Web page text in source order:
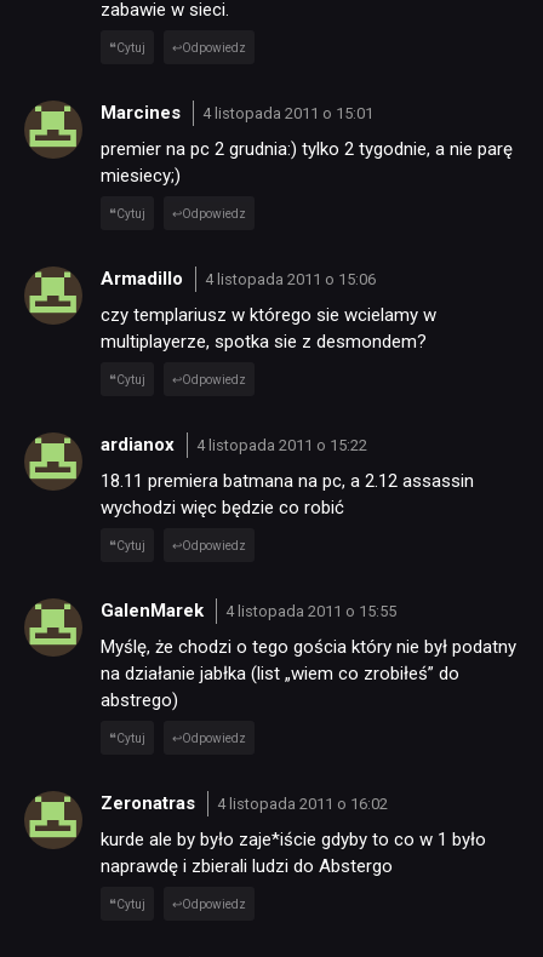
RETRO
TECHNOLOGIE
DYSKUSJE
JUŻ GRALIŚMY
zabawie w sieci.
Cytuj Odpowiedz
Marcines 4 listopada 2011 o 15:01
premier na pc 2 grudnia:) tylko 2 tygodnie, a nie parę
miesiecy;)
Cytuj Odpowiedz
Armadillo 4 listopada 2011 o 15:06
czy templariusz w którego sie wcielamy w
multiplayerze, spotka sie z desmondem?
Cytuj Odpowiedz
ardianox 4 listopada 2011 o 15:22
18.11 premiera batmana na pc, a 2.12 assassin
wychodzi więc będzie co robić
Cytuj Odpowiedz
GalenMarek 4 listopada 2011 o 15:55
Myślę, że chodzi o tego gościa który nie był podatny
na działanie jabłka (list „wiem co zrobiłeś” do
abstrego)
Cytuj Odpowiedz
Zeronatras 4 listopada 2011 o 16:02
kurde ale by było zaje*iście gdyby to co w 1 było
naprawdę i zbierali ludzi do Abstergo
Cytuj Odpowiedz